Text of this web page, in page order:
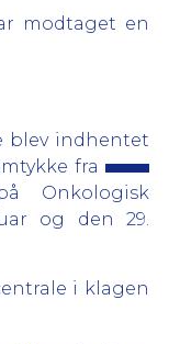
modtaget en
blev indhentet
fra
Onkologisk
og den 29.
i klagen